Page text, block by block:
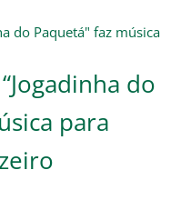
do
para